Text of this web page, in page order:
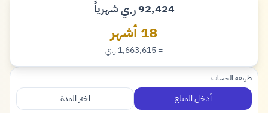
92,424
ريال
ر.يشهرياً
18 أشهر
= 1,663,615 ريال
ر.ي
طريقة الحساب
أدخل المبلغ اختر المدة